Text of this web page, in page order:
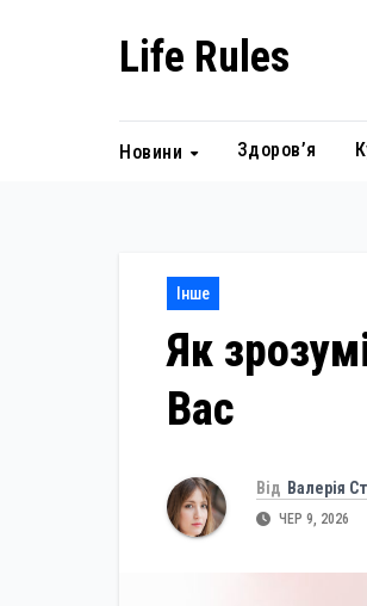
Life Rules
Новини Здоров’я
Інше
Як
Вас
Від Валерія
ЧЕР 9, 2026